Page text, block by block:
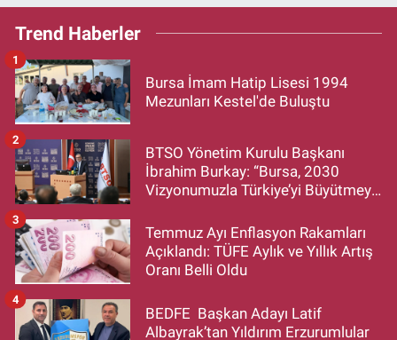
Trend Haberler
Bursa İmam Hatip Lisesi 1994
Mezunları Kestel'de Buluştu
1
BTSO Yönetim Kurulu Başkanı
İbrahim Burkay: “Bursa, 2030
Vizyonumuzla Türkiye’yi Büyütmeye
2
Temmuz Ayı Enflasyon Rakamları
Açıklandı: TÜFE Aylık ve Yıllık Artış
Oranı Belli Oldu
3
BEDFE Başkan Adayı Latif
Albayrak’tan Yıldırım Erzurumlular
4